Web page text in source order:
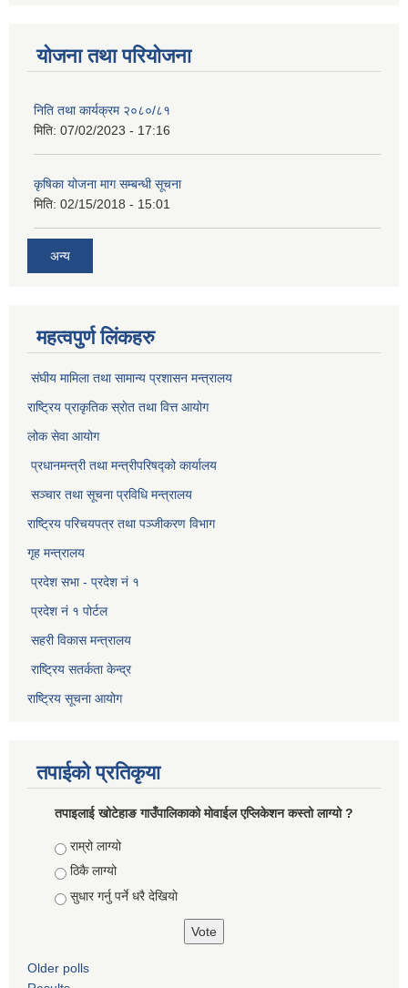
योजना तथा परियोजना
निति तथा कार्यक्रम २०८०/८१
मिति: 07/02/2023 - 17:16
कृषिका योजना माग सम्बन्धी सूचना
मिति: 02/15/2018 - 15:01
अन्य
महत्वपुर्ण लिंकहरु
संघीय मामिला तथा सामान्य प्रशासन मन्त्रालय
राष्ट्रिय प्राकृतिक स्राेत तथा वित्त आयोग
लोक सेवा आयोग
प्रधानमन्त्री तथा मन्त्रीपरिषद्को कार्यालय
सञ्‍चार तथा सूचना प्रविधि मन्त्रालय
राष्ट्रिय परिचयपत्र तथा पञ्जीकरण विभाग​
गृह मन्त्रालय
प्रदेश सभा - प्रदेश नं १
प्रदेश नं १ पोर्टल
सहरी विकास मन्त्रालय
राष्ट्रिय सतर्कता केन्द्र
राष्ट्रिय सूचना आयोग
तपाईको प्रतिकृया
तपाइलाई खोटेहाङ गाउँपालिकाको माेवाईल एप्लिकेशन कस्तो लाग्यो ?
Choices
राम्रो लाग्यो
ठिकै लाग्यो
सुधार गर्नु पर्ने धरै देखियाे
Older polls